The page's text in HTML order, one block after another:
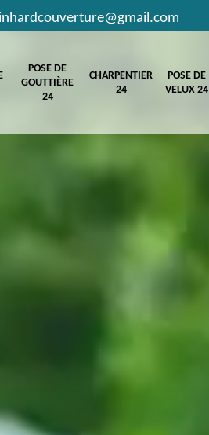
POSE DE
GOUTTIÈRE
24
CHARPENTIER
24
POSE DE
VELUX 24